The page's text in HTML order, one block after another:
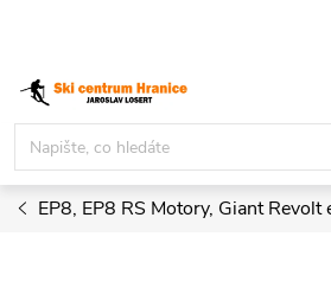
obsah
EP8, EP8 RS Motory, Giant Revolt